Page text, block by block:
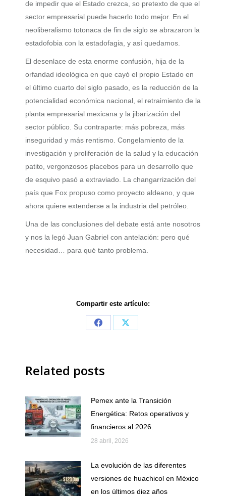
de impedir que el Estado crezca, so pretexto de que el
sector empresarial puede hacerlo todo mejor. En el
neoliberalismo totonaca de fin de siglo se abrazaron la
estadofobia con la estadofagia, y así quedamos.
El desenlace de esta enorme confusión, hija de la
orfandad ideológica en que cayó el propio Estado en
el último cuarto del siglo pasado, es la reducción de la
potencialidad económica nacional, el retraimiento de la
planta empresarial mexicana y la jibarización del
sector público. Su contraparte: más pobreza, más
inseguridad y más rentismo. Congelamiento de la
investigación y proliferación de la salud y la educación
patito, vergonzosos placebos para un desarrollo que
de esquivo pasó a extraviado. La changarrización del
país que Fox propuso como proyecto aldeano, y que
ahora quiere extenderse a la industria del petróleo.
Una de las conclusiones del debate está ante nosotros
y nos la legó Juan Gabriel con antelación: pero qué
necesidad… para qué tanto problema.
Compartir este artículo:
Share
Share
Related posts
Pemex ante la Transición
Energética: Retos operativos y
financieros al 2026.
28 abril, 2026
La evolución de las diferentes
versiones de huachicol en México
en los últimos diez años